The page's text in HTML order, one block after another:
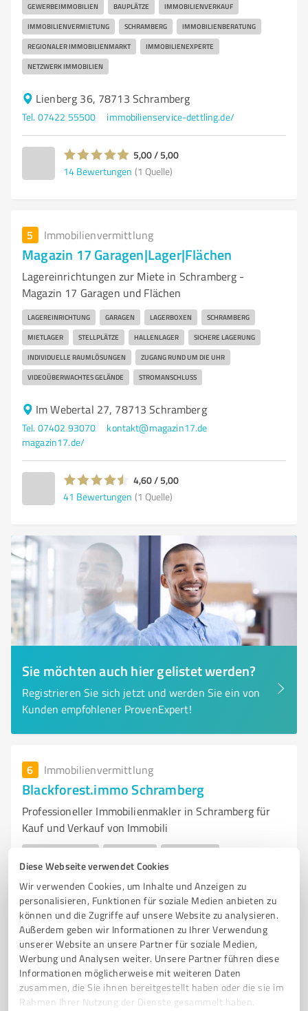
Diese Webseite verwendet Cookies
Wir verwenden Cookies, um Inhalte und Anzeigen zu
personalisieren, Funktionen für soziale Medien anbieten zu
können und die Zugriffe auf unsere Website zu analysieren.
Außerdem geben wir Informationen zu Ihrer Verwendung
unserer Website an unsere Partner für soziale Medien,
Werbung und Analysen weiter. Unsere Partner führen diese
Informationen möglicherweise mit weiteren Daten
zusammen, die Sie ihnen bereitgestellt haben oder die sie im
Rahmen Ihrer Nutzung der Dienste gesammelt haben.
GEWERBEIMMOBILIEN BAUPLÄTZE IMMOBILIENVERKAUF
IMMOBILIENVERMIETUNG SCHRAMBERG IMMOBILIENBERATUNG
REGIONALER IMMOBILIENMARKT IMMOBILIENEXPERTE
NETZWERK IMMOBILIEN
Lienberg 36, 78713 Schramberg
Tel. 07422 55500 immobilienservice-dettling.de/
5,00 / 5,00
14 Bewertungen (1 Quelle)
5 Immobilienvermittlung
Magazin 17 Garagen|Lager|Flächen
Lagereinrichtungen zur Miete in Schramberg -
Magazin 17 Garagen und Flächen
LAGEREINRICHTUNG GARAGEN LAGERBOXEN SCHRAMBERG
MIETLAGER STELLPLÄTZE HALLENLAGER SICHERE LAGERUNG
INDIVIDUELLE RAUMLÖSUNGEN ZUGANG RUND UM DIE UHR
VIDEOÜBERWACHTES GELÄNDE STROMANSCHLUSS
Im Webertal 27, 78713 Schramberg
Tel. 07402 93070
kontakt@magazin17.de
magazin17.de/
4,60 / 5,00
41 Bewertungen (1 Quelle)
Sie möchten auch hier gelistet werden?
Registrieren Sie sich jetzt und werden Sie ein von
Kunden empfohlener ProvenExpert!
6 Immobilienvermittlung
Blackforest.immo Schramberg
Professioneller Immobilienmakler in Schramberg für
Kauf und Verkauf von Immobili
IMMOBILIEN KAUFEN IMMOBILIEN VERKAUFEN
EINFAMILIENHAUS DENKMALGESCHÜTZT IMMOBILIENBEWERTUNG
INDIVIDUELLE BERATUNG PROAKTIVE KOMMUNIKATION
KUNDENSERVICE
Wolf-Hirth-Straße 15, 78713 Schramberg
Tel. 07422 9916620
info@blackforest.immo
www.blackforest.immo/